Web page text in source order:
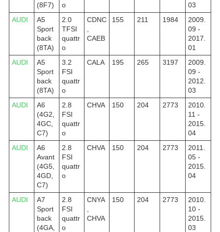
(8F7)
o
03
AUDI
A5
Sport
back
(8TA)
2.0
TFSI
quattr
o
CDNC
CAEB
155 211 1984
2009.
09 -
2017.
01
AUDI
A5
Sport
back
(8TA)
3.2
FSI
quattr
o
CALA 195 265 3197
2009.
09 -
2012.
03
AUDI
A6
(4G2,
4GC,
C7)
2.8
FSI
quattr
o
CHVA 150 204 2773
2010.
11 -
2015.
04
AUDI
A6
Avant
(4G5,
4GD,
C7)
2.8
FSI
quattr
o
CHVA 150 204 2773
2011.
05 -
2015.
04
AUDI
A7
Sport
back
(4GA,
2.8
FSI
quattr
o
CNYA
CHVA
150 204 2773
2010.
10 -
2015.
03